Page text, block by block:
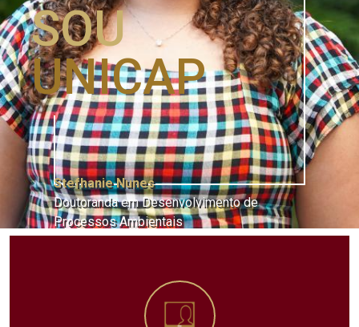
SOU
UNICAP
Stefhanie Nunes
Doutoranda em Desenvolvimento de
Processos Ambientais